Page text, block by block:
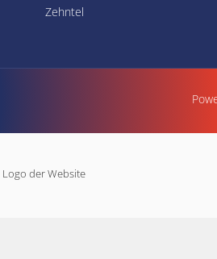
Zehntel
Logo der Website